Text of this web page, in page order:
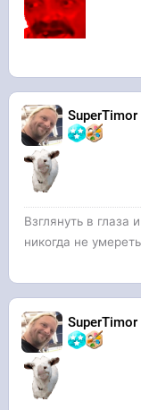
SuperTimor
Взглянуть в глаза
никогда не
SuperTimor